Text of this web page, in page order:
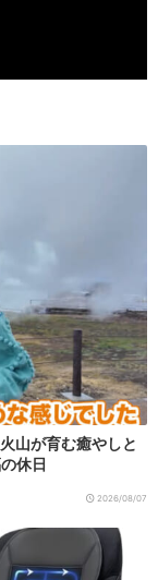
山が育む癒やしと
休日
2026/08/07